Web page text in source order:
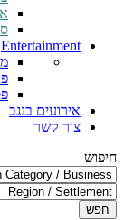
Entertainment
אירועים בנגב
צור קשר
חיפוש
חפש